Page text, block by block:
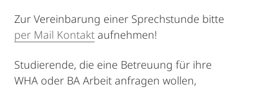
Zur Vereinbarung einer Sprechstunde bitte
per Mail Kontakt aufnehmen!
Studierende, die eine Betreuung für ihre
WHA oder BA Arbeit anfragen wollen,